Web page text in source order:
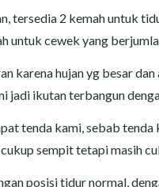
tersedia 2 kemah untuk
untuk cewek yang
karena hujan yg besar
ikutan terbangun
tenda kami, sebab
sempit tetapi masih
posisi tidur normal,